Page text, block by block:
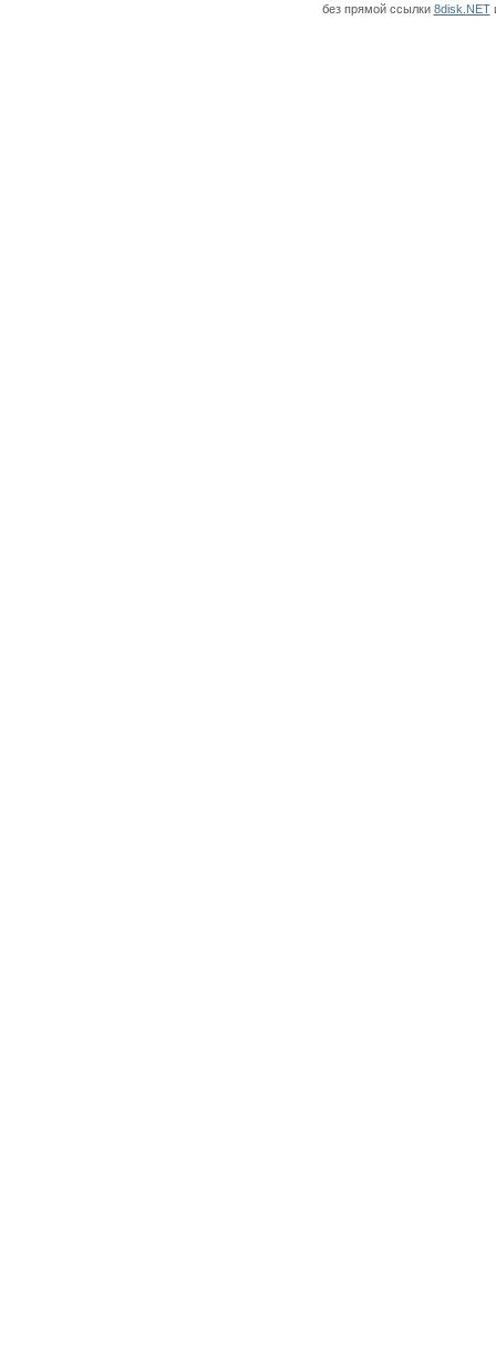
без прямой ссылки 8disk.NET